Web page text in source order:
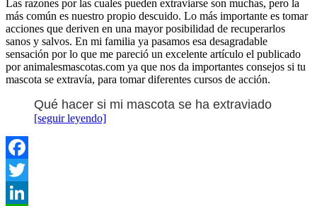
Las razones por las cuales pueden extraviarse son muchas, pero la
más común es nuestro propio descuido. Lo más importante es tomar
acciones que deriven en una mayor posibilidad de recuperarlos
sanos y salvos. En mi familia ya pasamos esa desagradable
sensación por lo que me pareció un excelente artículo el publicado
por animalesmascotas.com ya que nos da importantes consejos si tu
mascota se extravía, para tomar diferentes cursos de acción.
Qué hacer si mi mascota se ha extraviado
[seguir leyendo]
Facebook
Twitter